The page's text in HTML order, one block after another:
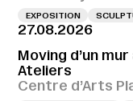
EXPOSITION
27.08.2026
Moving d’un
Ateliers
Centre d’Arts